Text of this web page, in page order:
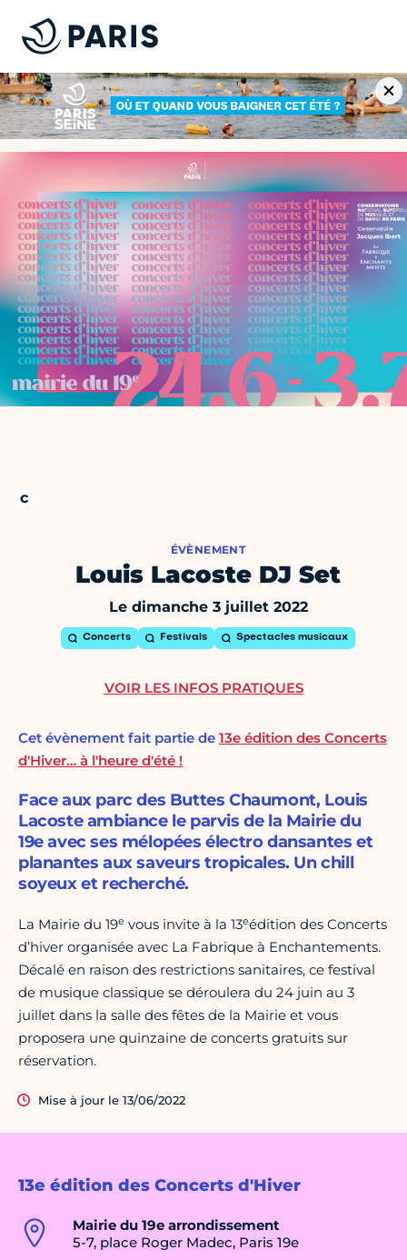
ÉVÈNEMENT
Louis Lacoste DJ Set
Le dimanche 3 juillet 2022
Concerts Festivals Spectacles musicaux
13e édition des Concerts d'Hiver
Mairie du 19e arrondissement
5-7, place Roger Madec, Paris 19e
Cet évènement fait partie de 13e édition des Concerts
d'Hiver… à l'heure d'été !
Face aux parc des Buttes Chaumont, Louis
Lacoste ambiance le parvis de la Mairie du
19e avec ses mélopées électro dansantes et
planantes aux saveurs tropicales. Un chill
soyeux et recherché.
La Mairie du 19e vous invite à la 13eédition des Concerts
d’hiver organisée avec La Fabrique à Enchantements.
Décalé en raison des restrictions sanitaires, ce festival
de musique classique se déroulera du 24 juin au 3
juillet dans la salle des fêtes de la Mairie et vous
proposera une quinzaine de concerts gratuits sur
réservation.
Mise à jour le 13/06/2022
VOIR LES INFOS PRATIQUES